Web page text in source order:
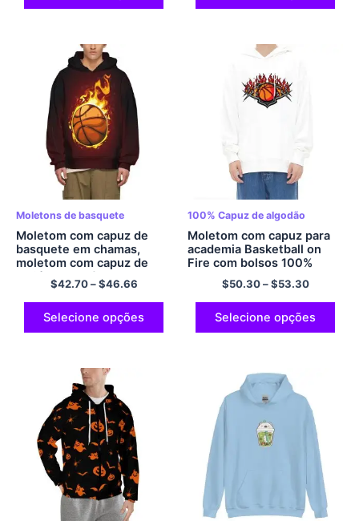
mulheres multicolorido
Moletons de basquete
Moletom com capuz de
basquete em chamas,
moletom com capuz de
poliéster, pulôver com
capuz para homens e
mulheres
$42.70–$46.66
Selecione opções
100% Capuz de algodão
Moletom com capuz para
academia Basketball on
Fire com bolsos 100%
Moletom com capuz de
basquete de algodão
confortável para homens e
mulheres multicolorido
$50.30–$53.30
Selecione opções